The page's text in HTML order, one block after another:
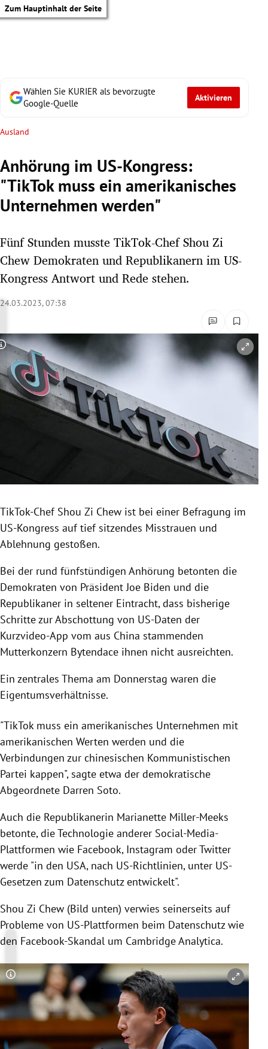
Zum Hauptinhalt der Seite
Untermenü
Untermenü
Untermenü
Untermenü
Untermenü
Untermenü
Untermenü
Untermenü
Wählen Sie KURIER als bevorzugte
Google-Quelle
Aktivieren
Ausland
Anhörung im US-Kongress:
"TikTok muss ein amerikanisches
Unternehmen werden"
Fünf Stunden musste TikTok-Chef Shou Zi
Chew Demokraten und Republikanern im US-
Kongress Antwort und Rede stehen.
24.03.2023, 07:38
Copyright-Hinweis öffnen/schließen
TikTok-Chef Shou Zi Chew ist bei einer Befragung im
US-Kongress auf tief sitzendes Misstrauen und
Ablehnung gestoßen.
Bei der rund fünfstündigen Anhörung betonten die
Demokraten von Präsident Joe Biden und die
Republikaner in seltener Eintracht, dass bisherige
Schritte zur Abschottung von US-Daten der
Kurzvideo-App vom aus China stammenden
Mutterkonzern Bytendace ihnen nicht ausreichten.
Ein zentrales Thema am Donnerstag waren die
Eigentumsverhältnisse.
"TikTok muss ein amerikanisches Unternehmen mit
amerikanischen Werten werden und die
Verbindungen zur chinesischen Kommunistischen
Partei kappen", sagte etwa der demokratische
Abgeordnete Darren Soto.
Auch die Republikanerin Marianette Miller-Meeks
betonte, die Technologie anderer Social-Media-
Plattformen wie Facebook, Instagram oder Twitter
werde "in den USA, nach US-Richtlinien, unter US-
Gesetzen zum Datenschutz entwickelt".
Shou Zi Chew (Bild unten) verwies seinerseits auf
Probleme von US-Plattformen beim Datenschutz wie
den Facebook-Skandal um Cambridge Analytica.
Copyright-Hinweis öffnen/schließen